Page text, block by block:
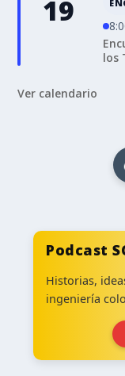
19
los
Ver calendario
Podcast
Historias,
ingeniería